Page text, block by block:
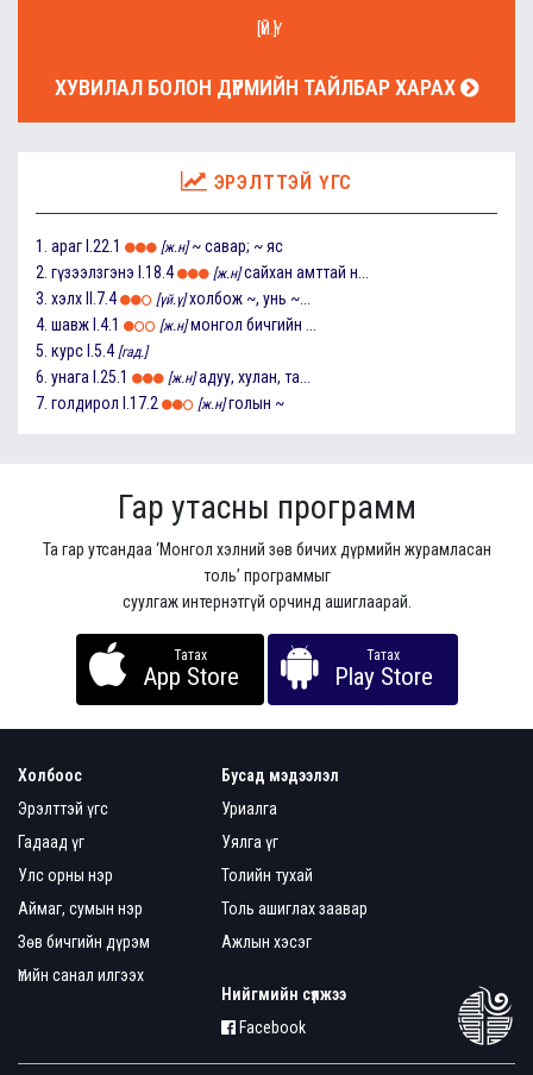
[ҮЙ.Ү]
ХУВИЛАЛ БОЛОН ДҮРМИЙН ТАЙЛБАР ХАРАХ
ЭРЭЛТТЭЙ ҮГС
1. араг I.22.1 [ж.н] ~ савар; ~ яс
2. гүзээлзгэнэ I.18.4 [ж.н] сайхан амттай н...
3. хэлх II.7.4 [үй.ү] холбож ~, унь ~...
4. шавж I.4.1 [ж.н] монгол бичгийн ...
5. курс I.5.4 [гад.]
6. унага I.25.1 [ж.н] адуу, хулан, та...
7. голдирол I.17.2 [ж.н] голын ~
Гар утасны программ
Та гар утсандаа ‘Монгол хэлний зөв бичих дүрмийн журамласан
толь’ программыг
суулгаж интернэтгүй орчинд ашиглаарай.
Татах
App Store
Татах
Play Store
Холбоос
Эрэлттэй үгс
Гадаад үг
Улс орны нэр
Аймаг, сумын нэр
Зөв бичгийн дүрэм
Үгийн санал илгээх
Бусад мэдээлэл
Уриалга
Уялга үг
Толийн тухай
Толь ашиглах заавар
Ажлын хэсэг
Нийгмийн сүлжээ
Facebook